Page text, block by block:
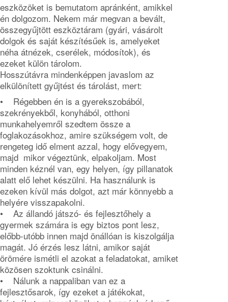
eszközöket is bemutatom apránként, amikkel
én dolgozom. Nekem már megvan a bevált,
összegyűjtött eszköztáram (gyári, vásárolt
dolgok és saját készítésűek is, amelyeket
néha átnézek, cserélek, módosítok), és
ezeket külön tárolom.
Hosszútávra mindenképpen javaslom az
elkülönített gyűjtést és tárolást, mert:
• Régebben én is a gyerekszobából,
szekrényekből, konyhából, otthoni
munkahelyemről szedtem össze a
foglakozásokhoz, amire szükségem volt, de
rengeteg idő elment azzal, hogy elővegyem,
majd mikor végeztünk, elpakoljam. Most
minden kéznél van, egy helyen, így pillanatok
alatt elő lehet készülni. Ha használunk is
ezeken kívül más dolgot, azt már könnyebb a
helyére visszapakolni.
• Az állandó játszó- és fejlesztőhely a
gyermek számára is egy biztos pont lesz,
előbb-utóbb innen majd önállóan is kiszolgálja
magát. Jó érzés lesz látni, amikor saját
örömére ismétli el azokat a feladatokat, amiket
közösen szoktunk csinálni.
• Nálunk a nappaliban van ez a
fejlesztősarok, így ezeket a játékokat,